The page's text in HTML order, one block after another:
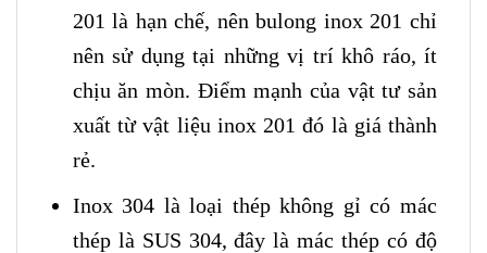
201 là hạn chế, nên bulong inox 201 chỉ
nên sử dụng tại những vị trí khô ráo, ít
chịu ăn mòn. Điểm mạnh của vật tư sản
xuất từ vật liệu inox 201 đó là giá thành
rẻ.
Inox 304 là loại thép không gỉ có mác
thép là SUS 304, đây là mác thép có độ